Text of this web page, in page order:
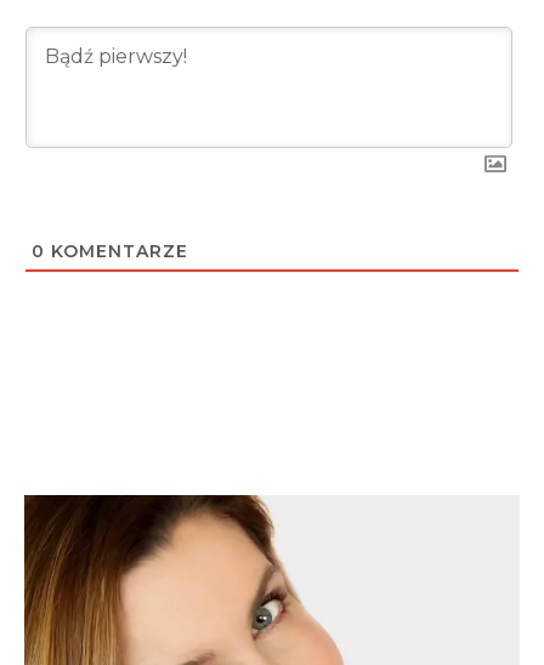
0 KOMENTARZE